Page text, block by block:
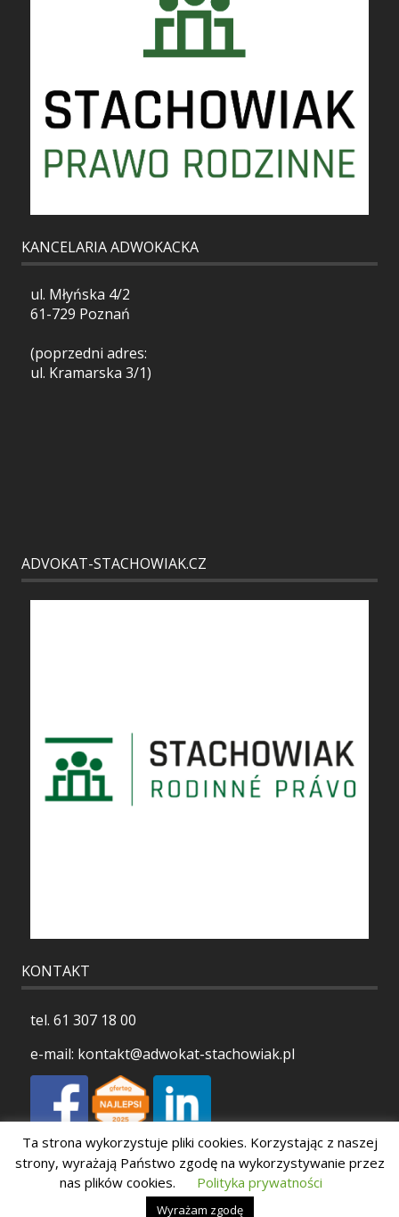
KANCELARIA ADWOKACKA
ul. Młyńska 4/2
61-729 Poznań
(poprzedni adres:
ul. Kramarska 3/1)
ADVOKAT-STACHOWIAK.CZ
KONTAKT
tel. 61 307 18 00
e-mail: kontakt@adwokat-stachowiak.pl
Polityka prywatności
Copyright 2026 Stachowiak Kancelaria Adwokacka
Ta strona wykorzystuje pliki cookies. Korzystając z naszej
strony, wyrażają Państwo zgodę na wykorzystywanie przez
nas plików cookies.
Polityka prywatności
Wyrażam zgodę